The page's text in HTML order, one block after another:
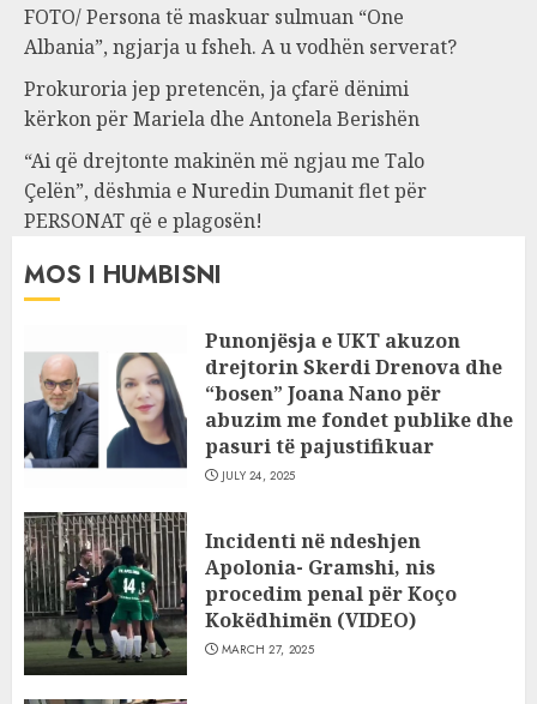
FOTO/ Persona të maskuar sulmuan “One
Albania”, ngjarja u fsheh. A u vodhën serverat?
Prokuroria jep pretencën, ja çfarë dënimi
kërkon për Mariela dhe Antonela Berishën
“Ai që drejtonte makinën më ngjau me Talo
Çelën”, dëshmia e Nuredin Dumanit flet për
PERSONAT që e plagosën!
MOS I HUMBISNI
Punonjësja e UKT akuzon
drejtorin Skerdi Drenova dhe
“bosen” Joana Nano për
abuzim me fondet publike dhe
pasuri të pajustifikuar
JULY 24, 2025
Incidenti në ndeshjen
Apolonia- Gramshi, nis
procedim penal për Koço
Kokëdhimën (VIDEO)
MARCH 27, 2025